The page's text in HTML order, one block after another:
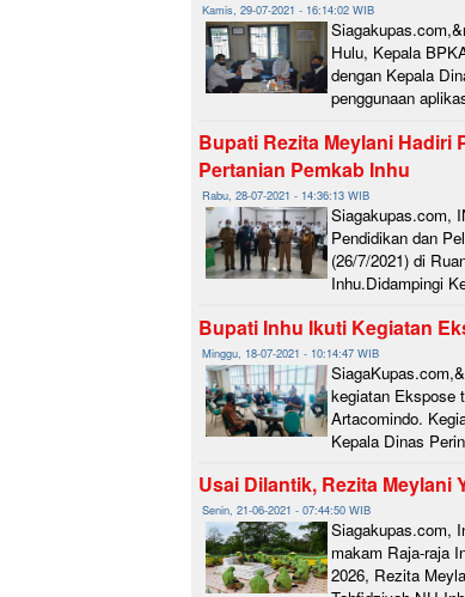
Kamis, 29-07-2021 - 16:14:02 WIB
Hulu, Kepala
dengan Kepala
penggunaan
Bupati Rezita Meylani Hadiri
Pertanian Pemkab Inhu
Rabu, 28-07-2021 - 14:36:13 WIB
Siagakupas.com,
Pendidikan dan
(26/7/2021) di
Inhu.Didampingi
Bupati Inhu Ikuti Kegiatan
Minggu, 18-07-2021 - 10:14:47 WIB
kegiatan Ekspose
Artacomindo.
Kepala Dinas
Usai Dilantik, Rezita Meylani
Senin, 21-06-2021 - 07:44:50 WIB
Siagakupas.com,
makam Raja-raja
2026, Rezita